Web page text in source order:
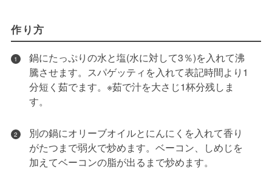
作り方
1
鍋にたっぷりの水と塩(水に対して3％)を入れて沸
騰させます。スパゲッティを入れて表記時間より1
分短く茹でます。※茹で汁を大さじ1杯分残しま
す。
2
別の鍋にオリーブオイルとにんにくを入れて香り
がたつまで弱火で炒めます。ベーコン、しめじを
加えてベーコンの脂が出るまで炒めます。